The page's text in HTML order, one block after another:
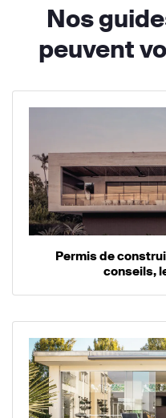
Nos
peuvent
Permis de
conseils,